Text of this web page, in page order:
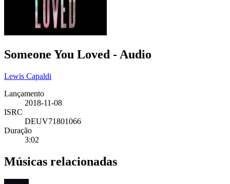
Someone You Loved - Audio
Lewis Capaldi
Lançamento
2018-11-08
ISRC
DEUV71801066
Duração
3:02
Músicas relacionadas